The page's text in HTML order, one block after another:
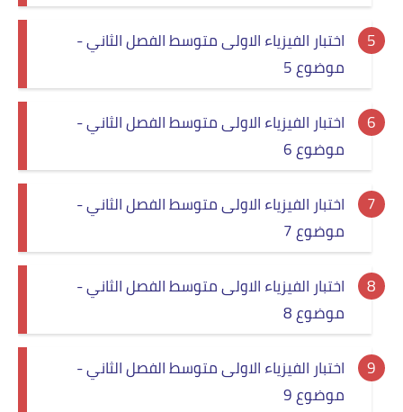
اختبار الفيزياء الاولى متوسط الفصل الثاني -
موضوع 5
اختبار الفيزياء الاولى متوسط الفصل الثاني -
موضوع 6
اختبار الفيزياء الاولى متوسط الفصل الثاني -
موضوع 7
اختبار الفيزياء الاولى متوسط الفصل الثاني -
موضوع 8
اختبار الفيزياء الاولى متوسط الفصل الثاني -
موضوع 9